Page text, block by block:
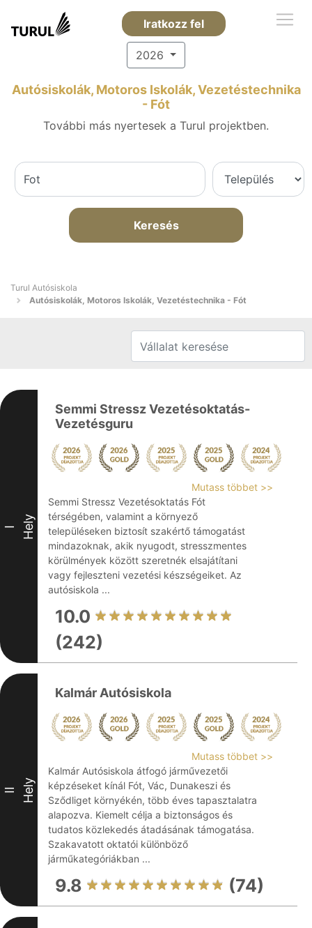
Iratkozz fel
2026
Autósiskolák, Motoros Iskolák, Vezetéstechnika
- Fót
További más nyertesek a Turul projektben.
Keresés
Turul Autósiskola
Autósiskolák, Motoros Iskolák, Vezetéstechnika - Fót
I Hely
Semmi Stressz Vezetésoktatás-
Vezetésguru
Mutass többet >>
Semmi Stressz Vezetésoktatás Fót
térségében, valamint a környező
településeken biztosít szakértő támogatást
mindazoknak, akik nyugodt, stresszmentes
körülmények között szeretnék elsajátítani
vagy fejleszteni vezetési készségeiket. Az
autósiskola ...
10.0
(242)
II Hely
Kalmár Autósiskola
Mutass többet >>
Kalmár Autósiskola átfogó járművezetői
képzéseket kínál Fót, Vác, Dunakeszi és
Sződliget környékén, több éves tapasztalatra
alapozva. Kiemelt célja a biztonságos és
tudatos közlekedés átadásának támogatása.
Szakavatott oktatói különböző
járműkategóriákban ...
9.8 (74)